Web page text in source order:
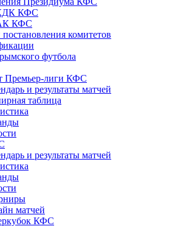
КФС
КФС
комитетов
футбола
Премьер-лиги КФС
и результаты матчей
таблица
и результаты матчей
матчей
КФС